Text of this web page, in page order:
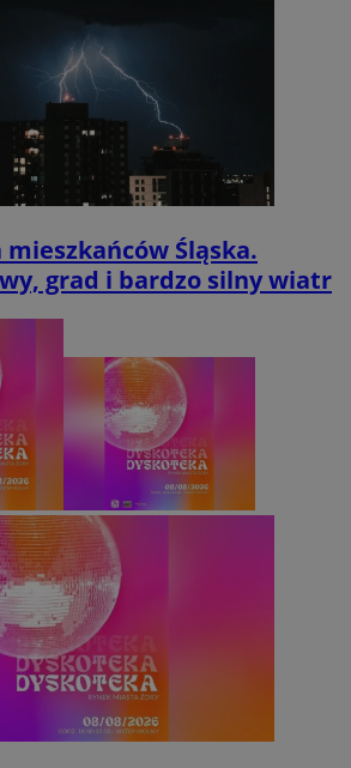
mieszkańców Śląska.
grad i bardzo silny wiatr